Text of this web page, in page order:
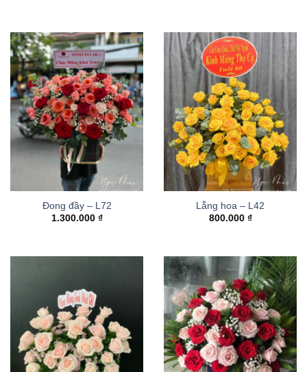
Đong đầy – L72
1.300.000 ₫
Lẵng hoa – L42
800.000 ₫